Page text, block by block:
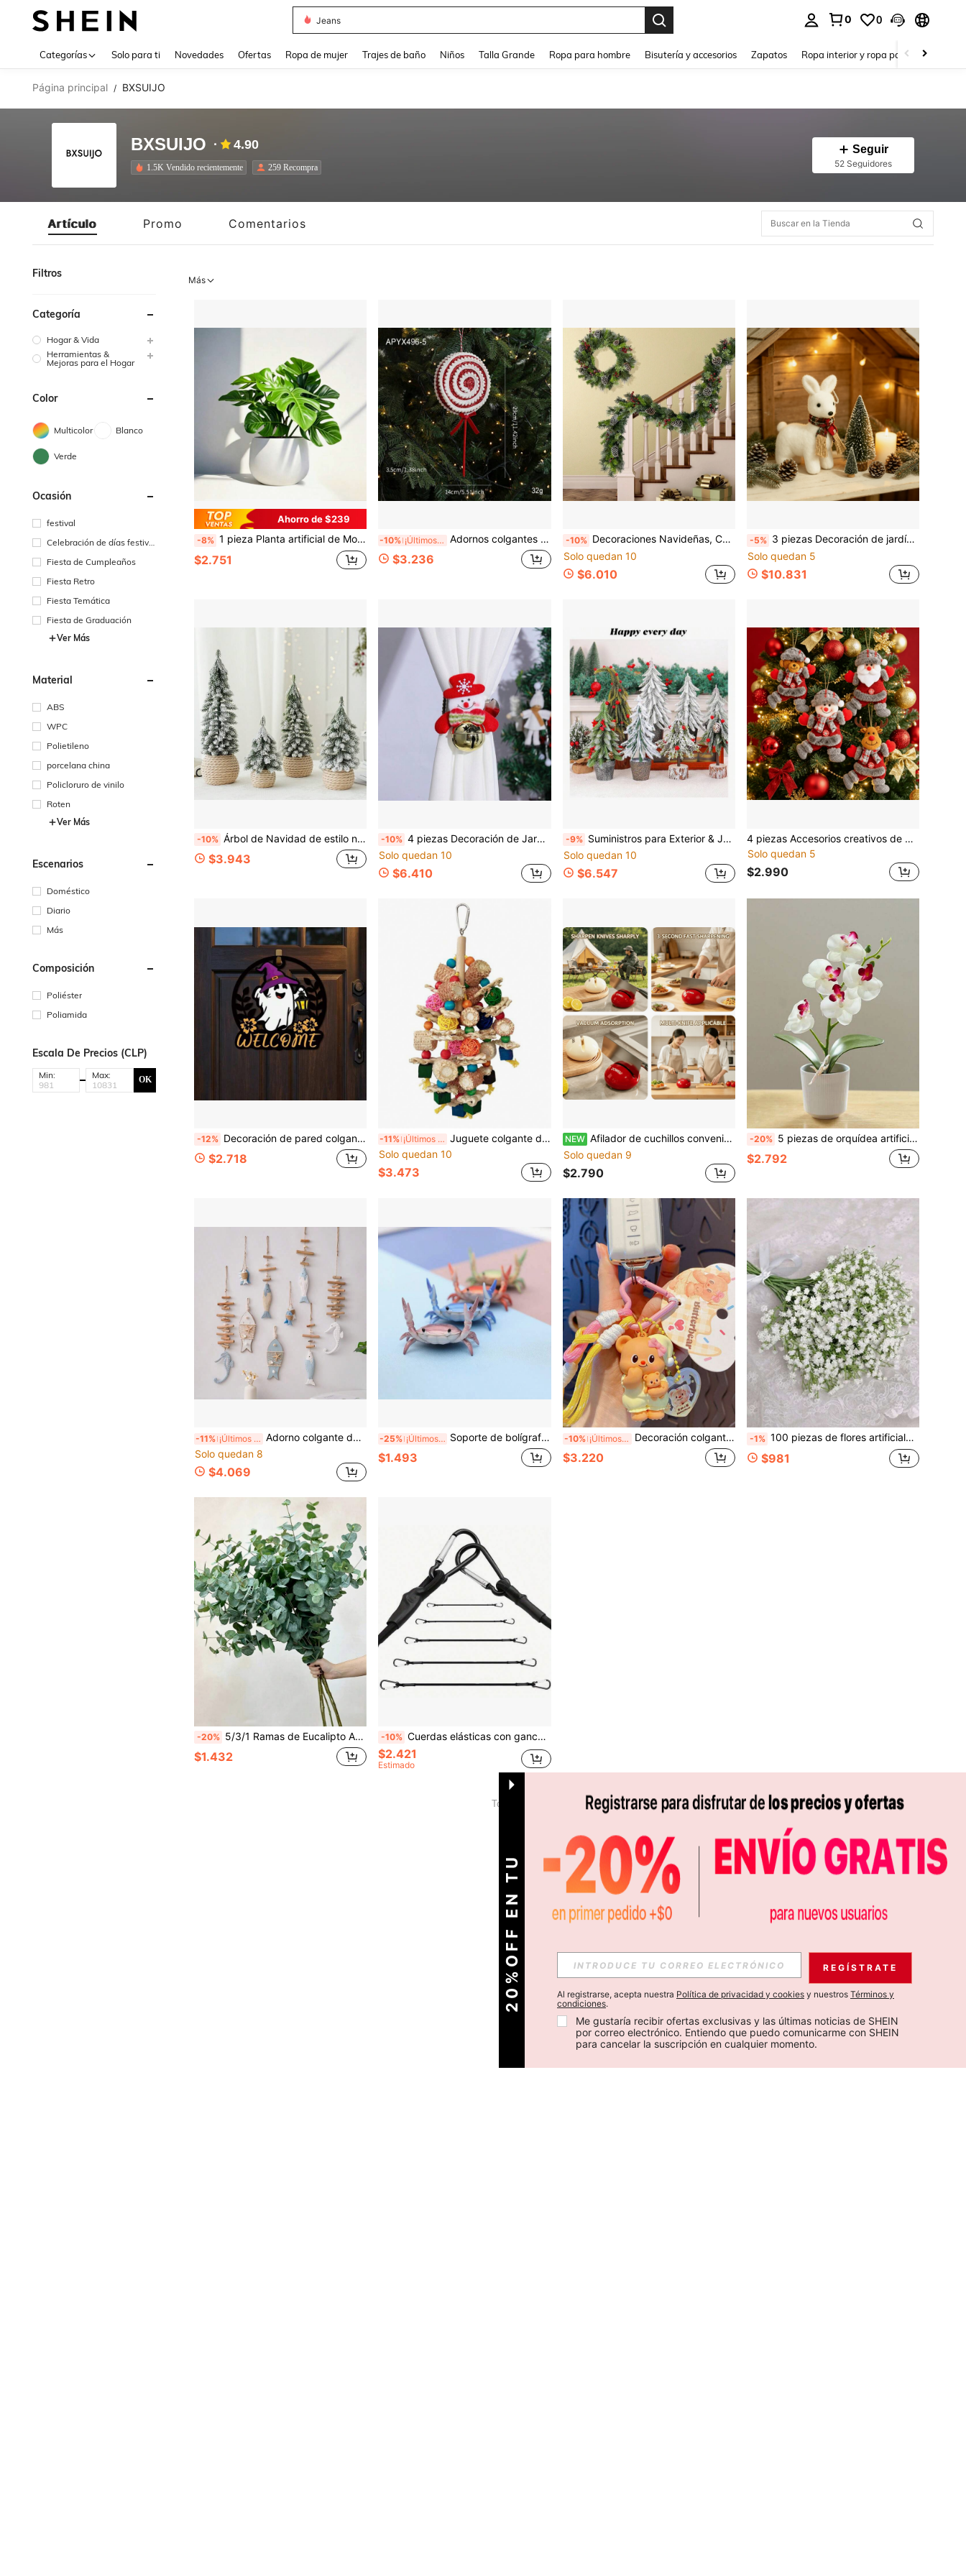
Dazy
0 0
Categorías Solo para ti Novedades Ofertas Ropa de mujer Trajes de baño Niños Talla Grande Ropa para hombre Bisutería y accesorios Zapatos Ropa interior y ropa para dormir
Página principal / BXSUIJO
BXSUIJO 4.90
1.5K Vendido recientemente 259 Recompra
Seguir
52 Seguidores
Artículo Promo Comentarios
Filtros
Categoría
Hogar & Vida
Herramientas &
Mejoras para el Hogar
Color
Multicolor Blanco
Verde
Ocasión
festival
Celebración de días festivo
Fiesta de Cumpleaños
Fiesta Retro
Fiesta Temática
Fiesta de Graduación
Ver Más
Material
ABS
WPC
Polietileno
porcelana china
Policloruro de vinilo
Roten
Ver Más
Escenarios
Doméstico
Diario
Más
Composición
Poliéster
Poliamida
Escala De Precios (CLP)
Min: Max: OK
Más
Ahorro de $239
-8% 1 pieza Planta artificial de Monstera, Monstera falsa de 6 pulgadas con maceta blanca de 6 pulgadas, adecuada para escritorio, decoración de mesa de comedor, decoración del hogar, decoración de estantería de oficina, ¡embellece tu vida!
$2.751
-10% ¡Últimos 3 días Adornos colgantes para decoración de fiestas y vacaciones, decoración colgante de dulces navideños, decoración de árbol de Navidad con bastón de caramelo, decoración colgante de escena festiva, accesorio de piruleta, modelo de caramelo de oblea
$3.236
-10% Decoraciones Navideñas, Corona de Lazo Navideña, Corona Navideña de Tiras de Lana Blanca y Verde, Decoración Navideña para Ventana de Tienda, Decoración Navideña para Jardín Exterior, Adecuada para Decoración Festiva
Solo quedan 10
$6.010
-5% 3 piezas Decoración de jardín y patio - Adornos decorativos de árbol de Navidad para exterior e interior, decoraciones navideñas, mini árbol de Navidad de pino nevado, adorno de escritorio de aguja de pino árbol pequeño
Solo quedan 5
$10.831
-10% Árbol de Navidad de estilo nórdico pequeño y realista | Decoración de escritorio para fiestas | Esponjoso y realista | Adorno de escena de nieve de invierno | Añade atmósfera festiva, decoración de sala de estar, decoración navideña
$3.943
-10% 4 piezas Decoración de Jardín y Patio - Decoración de Jardinería Decoración de Timbre Adornos Navideños Decoración Colgante de Árbol de Navidad Figura de Anciano Sosteniendo Campana Decoración Navideña Pequeño Regalo
Solo quedan 10
$6.410
-9% Suministros para Exterior & Jardín > Decoración de Patio & Jardín > Adornos de Jardín Decoración de Árbol de Navidad Árbol de Navidad Artificial de Baya Roja Pequeño para Escritorio Exhibición de Ventana Adorno de Fiesta
Solo quedan 10
$6.547
4 piezas Accesorios creativos de muñecos de árbol de Navidad, figuras de Papá Noel y muñeco de nieve, decoración de centro comercial festivo, adornos colgantes danzantes
Solo quedan 5
$2.990
-12% Decoración de pared colgante para puerta de Halloween, adornos colgantes pequeños de madera estampada, conjunto vintage de fantasmas y calabazas de dibujos animados, decoración para fiestas, adornos colgantes, regalo de cumpleaños, suministros de decoración, decoración para fiestas festivas, adornos colgantes, regalo para fiestas
$2.718
-11% ¡Últimos 3 días Juguete colgante decorativo para loro, suministros para masticar para loros, percha para pájaros, decoración interior de jaula, afilado de pico, alivio del aburrimiento, cuerda para masticar frutas
Solo quedan 10
$3.473
NEW Afilador de cuchillos conveniente para cocina y exterior, piedra de afilar para uso en cocina, herramienta de afilado de cuchillas rápida, nuevo afilador de piedra de afilar con ventosa mini, afilador de cuchillos de tomate portátil manual para uso doméstico
Solo quedan 9
$2.790
-20% 5 piezas de orquídea artificial con mariposa, adecuada para Navidad, Halloween, San Valentín, fiestas festivas y decoración de cumpleaños. Arreglo floral de orquídea artificial con mariposa, bonsái de orquídea artificial, decoración de oficina, planta potted falsa, ornamento de jardín exterior.
$2.792
-11% ¡Últimos 3 días Adorno colgante decorativo personalizado de estilo antiguo, pez mediterráneo de madera maciza tallada, decoración del hogar, adorno colgante, regalo para fiesta de vacaciones, pequeño regalo
Solo quedan 8
$4.069
-25% ¡Últimos 3 días Soporte de bolígrafo con figura creativa de cangrejo levantador de pesas, organizador de escritorio, soporte de papelería
$1.493
-10% ¡Últimos 3 días Decoración colgante, regalo de vacaciones, llavero magnético de pareja abrazándose, encanto de bolso, regalo de pareja, mejor amigo, decoración de fiesta de revelación de género, accesorio de boda, regalo de fiesta de despedida de soltera, decoración de cumpleaños, decoración de fiesta, decoración de monedero y llave de coche
$3.220
-1% 100 piezas de flores artificiales de aliento de bebé blanco, aliento de bebé blanco, flores artificiales blancas falsas, ramo de aliento de bebé falso a granel, para decoración del hogar, decoración de mesa, arreglo floral DIY, decoración de boda y fiesta de vacaciones, decoración de jardín exterior del hogar, boda, fiesta, decoración de habitación
$981
-20% 5/3/1 Ramas de Eucalipto Artificial, Tacto Realista, Tallos Artificiales Verdes, Plantas Artificiales al por Mayor para Ramos de Boda, Arreglos de Florero, Decoraciones de Mesa del Hogar, Día de San Valentín, Regalos de Cumpleaños, Ceremonias de Graduación, Etc.
$1.432
-10% Cuerdas elásticas con ganchos] 60/120 cm, cuerdas elásticas de 8 mm, con ganchos, ligeras, para atar bicicletas, equipaje de coche, correas para portaequipajes.
$2.421
Estimado
Total de 1 páginas 1
2
0
%
O
F
F
E
N
T
U
P
R
I
M
E
R
P
E
D
I
D REGÍSTRATE
Al registrarse, acepta nuestra Política de privacidad y cookies y nuestros Términos y
condiciones.
Me gustaría recibir ofertas exclusivas y las últimas noticias de SHEIN
por correo electrónico. Entiendo que puedo comunicarme con SHEIN
para cancelar la suscripción en cualquier momento.